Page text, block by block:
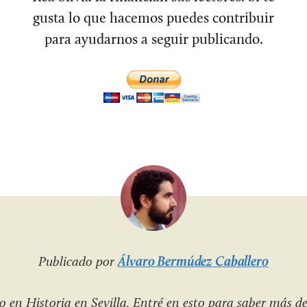
gusta lo que hacemos puedes contribuir
para ayudarnos a seguir publicando.
Publicado porÁlvaro Bermúdez Caballero
en Historia en Sevilla. Entré en esto para saber más